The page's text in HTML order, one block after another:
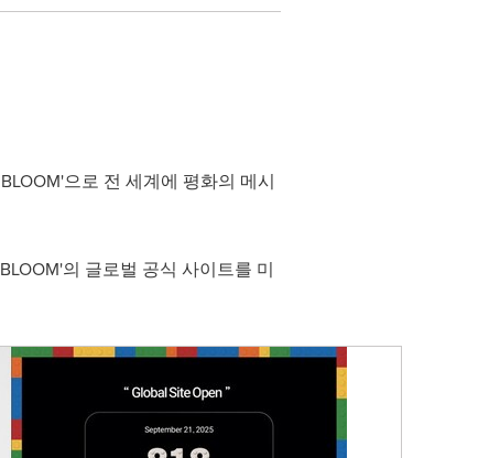
으로 전 세계에 평화의 메시
의 글로벌 공식 사이트를 미